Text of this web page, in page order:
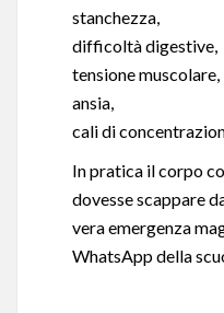
stanchezza,
difficoltà digestive,
tensione muscolare,
ansia,
cali di
In pratica il corpo
dovesse scappare
vera emergenza
WhatsApp della